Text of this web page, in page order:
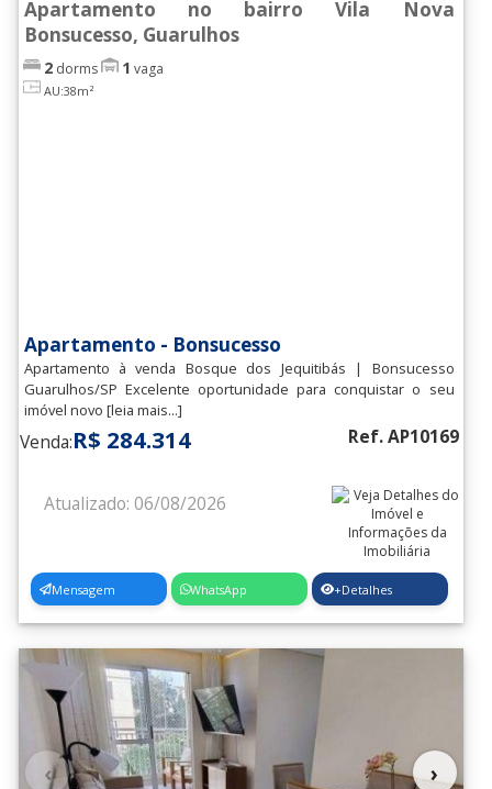
Apartamento no bairro Vila Nova
Bonsucesso, Guarulhos
2 dorms 1 vaga
AU:38m²
Apartamento - Bonsucesso
Apartamento à venda Bosque dos Jequitibás | Bonsucesso
Guarulhos/SP Excelente oportunidade para conquistar o seu
imóvel novo [leia mais...]
Venda:R$ 284.314 Ref. AP10169
Atualizado: 06/08/2026
Mensagem WhatsApp +Detalhes
‹ ›